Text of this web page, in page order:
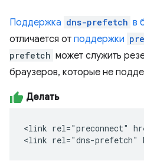
Поддержка dns-prefetch в
отличается от поддержки
prefetch может служить
браузеров, которые не
Делать
<link rel="preconnect"
<link rel="dns-prefetch"